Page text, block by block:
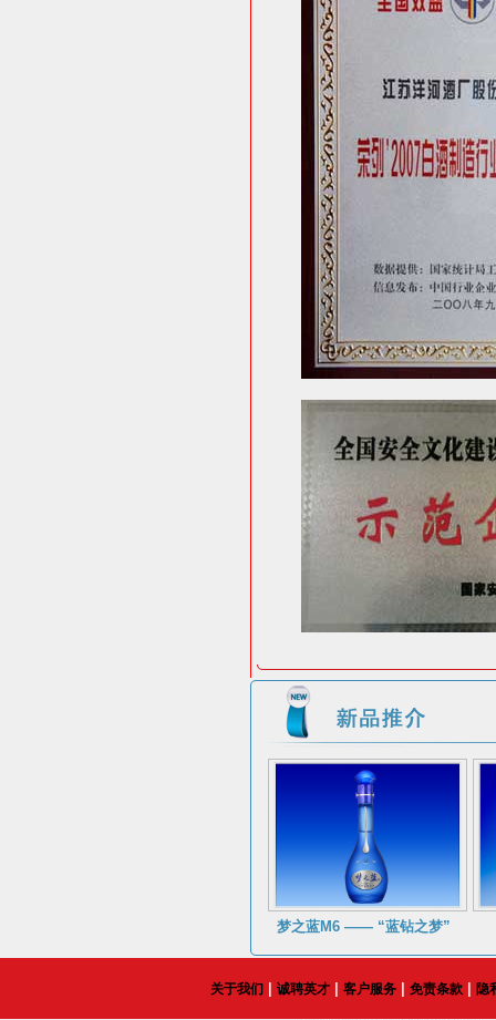
梦之蓝M6 —— “蓝钻之梦”
关于我们 诚聘英才 客户服务 免责条款 隐